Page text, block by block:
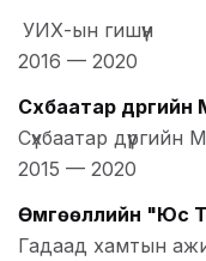
УИХ-ын гишүүн
2016 — 2020
Сүхбаатар
Сүхбаатар
2015 — 2020
Өмгөөллийн "Юс
Гадаад хамтын